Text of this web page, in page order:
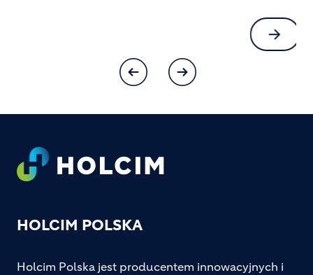
Footer
HOLCIM POLSKA
Holcim Polska jest producentem innowacyjnych i